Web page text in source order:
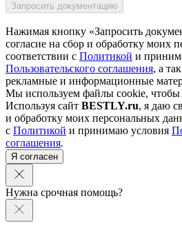
Нажимая кнопку «Запросить
согласие на сбор и обработку моих
соответствии с Политикой и
Пользовательского соглашения, а
рекламные и информационные
Мы используем файлы cookie, чтобы
Используя сайт BESTLY.ru, я даю
и обработку моих персональных
с Политикой и принимаю условия
соглашения.
Я согласен
Нужна срочная помощь?